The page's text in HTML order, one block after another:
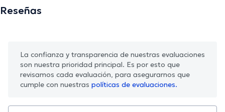
Reseñas
La confianza y transparencia de nuestras evaluaciones
son nuestra prioridad principal. Es por esto que
revisamos cada evaluación, para asegurarnos que
cumple con nuestras políticas de evaluaciones.